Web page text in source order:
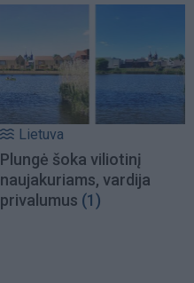
Lietuva
Plungė šoka viliotinį
naujakuriams, vardija
privalumus (1)